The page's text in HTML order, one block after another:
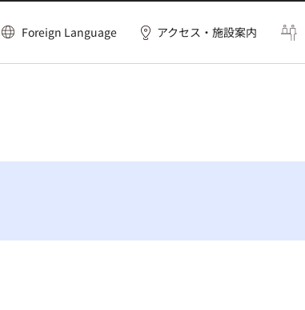
Foreign Language アクセス・施設案内